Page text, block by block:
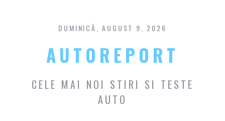
content
DUMINICĂ, AUGUST 9, 2026
AUTOREPORT
CELE MAI NOI STIRI SI TESTE
AUTO